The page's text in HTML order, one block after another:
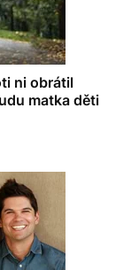
ni obrátil
matka děti